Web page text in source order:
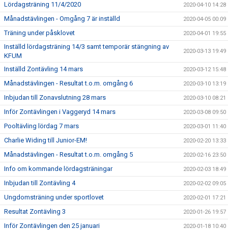
Lördagsträning 11/4/2020 2020-04-10 14:28
Månadstävlingen - Omgång 7 är inställd 2020-04-05 00:09
Träning under påsklovet 2020-04-01 19:55
Inställd lördagsträning 14/3 samt temporär stängning av
KFUM
2020-03-13 19:49
Inställd Zontävling 14 mars 2020-03-12 15:48
Månadstävlingen - Resultat t.o.m. omgång 6 2020-03-10 13:19
Inbjudan till Zonavslutning 28 mars 2020-03-10 08:21
Inför Zontävlingen i Vaggeryd 14 mars 2020-03-08 09:50
Pooltävling lördag 7 mars 2020-03-01 11:40
Charlie Widing till Junior-EM! 2020-02-20 13:33
Månadstävlingen - Resultat t.o.m. omgång 5 2020-02-16 23:50
Info om kommande lördagsträningar 2020-02-03 18:49
Inbjudan till Zontävling 4 2020-02-02 09:05
Ungdomsträning under sportlovet 2020-02-01 17:21
Resultat Zontävling 3 2020-01-26 19:57
Inför Zontävlingen den 25 januari 2020-01-18 10:40